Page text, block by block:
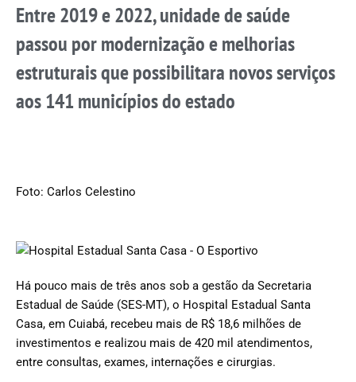
Entre 2019 e 2022, unidade de saúde
passou por modernização e melhorias
estruturais que possibilitara novos serviços
aos 141 municípios do estado
Foto: Carlos Celestino
Há pouco mais de três anos sob a gestão da Secretaria
Estadual de Saúde (SES-MT), o Hospital Estadual Santa
Casa, em Cuiabá, recebeu mais de R$ 18,6 milhões de
investimentos e realizou mais de 420 mil atendimentos,
entre consultas, exames, internações e cirurgias.